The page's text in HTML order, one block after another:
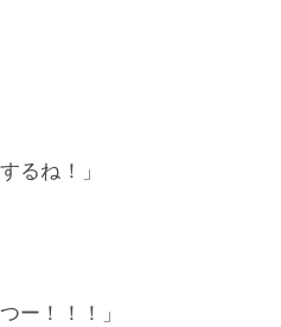
るね！」
ー！！！」